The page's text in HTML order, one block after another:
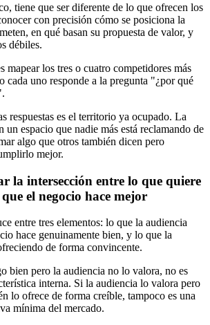
tiene que ser diferente de lo que ofrecen los
con precisión cómo se posiciona la
en qué basan su propuesta de valor, y
débiles.
mapear los tres o cuatro competidores más
cada uno responde a la pregunta "¿por qué
respuestas es el territorio ya ocupado. La
espacio que nadie más está reclamando de
algo que otros también dicen pero
mejor.
la intersección entre lo que quiere
el negocio hace mejor
entre tres elementos: lo que la audiencia
hace genuinamente bien, y lo que la
de forma convincente.
bien pero la audiencia no lo valora, no es
interna. Si la audiencia lo valora pero
lo ofrece de forma creíble, tampoco es una
mínima del mercado.